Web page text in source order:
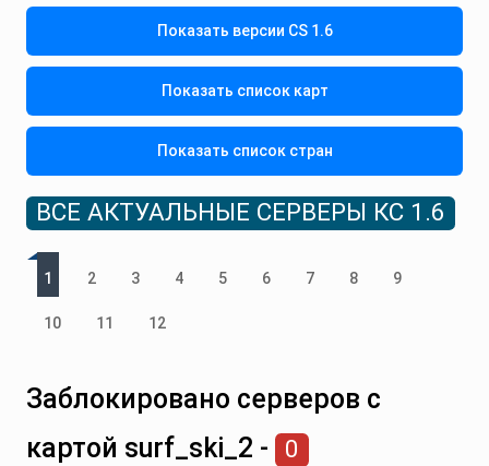
Показать версии CS 1.6
Показать список карт
Показать список стран
ВСЕ АКТУАЛЬНЫЕ СЕРВЕРЫ КС 1.6
1 2 3 4 5 6 7 8 9
10 11 12
Заблокировано серверов с
картой surf_ski_2 -
0